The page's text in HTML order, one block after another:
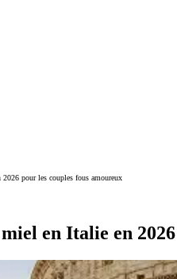
pour les couples fous amoureux
en Italie en